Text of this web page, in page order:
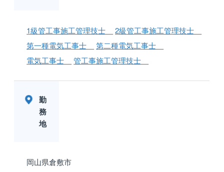
1級管工事施工管理技士
2級管工事施工管理技士
第一種電気工事士
第二種電気工事士
電気工事士
管工事施工管理技士
勤
務
地
岡山県倉敷市